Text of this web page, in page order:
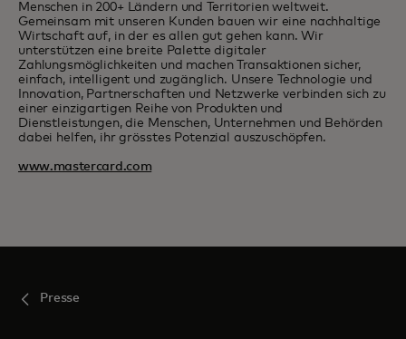
Menschen in 200+ Ländern und Territorien weltweit.
Gemeinsam mit unseren Kunden bauen wir eine nachhaltige
Wirtschaft auf, in der es allen gut gehen kann. Wir
unterstützen eine breite Palette digitaler
Zahlungsmöglichkeiten und machen Transaktionen sicher,
einfach, intelligent und zugänglich. Unsere Technologie und
Innovation, Partnerschaften und Netzwerke verbinden sich zu
einer einzigartigen Reihe von Produkten und
Dienstleistungen, die Menschen, Unternehmen und Behörden
dabei helfen, ihr grösstes Potenzial auszuschöpfen.
www.mastercard.com
Presse